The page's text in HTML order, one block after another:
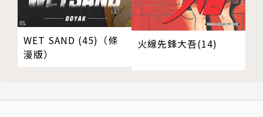
WET SAND (45)（條
漫版）
火線先鋒大吾(14)